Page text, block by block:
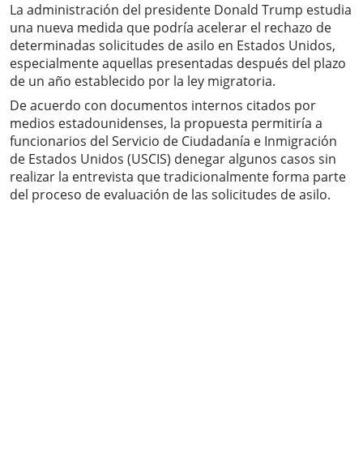
La administración del presidente Donald Trump estudia
una nueva medida que podría acelerar el rechazo de
determinadas solicitudes de asilo en Estados Unidos,
especialmente aquellas presentadas después del plazo
de un año establecido por la ley migratoria.
De acuerdo con documentos internos citados por
medios estadounidenses, la propuesta permitiría a
funcionarios del Servicio de Ciudadanía e Inmigración
de Estados Unidos (USCIS) denegar algunos casos sin
realizar la entrevista que tradicionalmente forma parte
del proceso de evaluación de las solicitudes de asilo.